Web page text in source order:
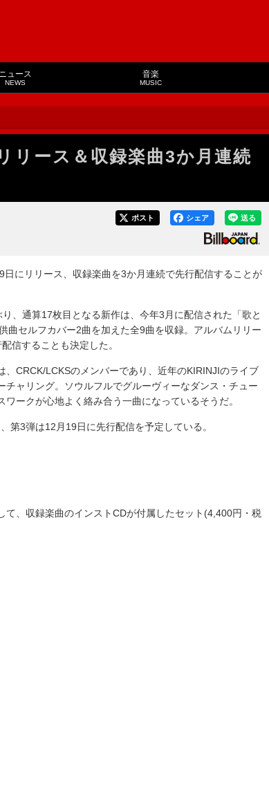
ニュース
NEWS
音楽
MUSIC
リース＆収録楽曲3か月連続
送る
シェア
ポスト
にリリース、収録楽曲を3か月連続で先行配信することが
、通算17枚目となる新作は、今年3月に配信された「歌と
曲セルフカバー2曲を加えた全9曲を収録。アルバムリリー
信することも決定した。
CRCK/LCKSのメンバーであり、近年のKIRINJIのライブ
ャリング。ソウルフルでグルーヴィーなダンス・チュー
ークが心地よく絡み合う一曲になっているそうだ。
3弾は12月19日に先行配信を予定している。
て、収録楽曲のインストCDが付属したセット(4,400円・税